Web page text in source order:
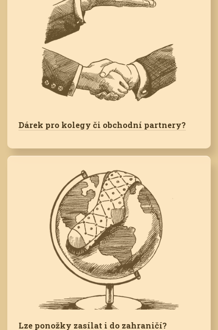
Dárek pro kolegy či obchodní partnery?
Lze ponožky zasílat i do zahraničí?